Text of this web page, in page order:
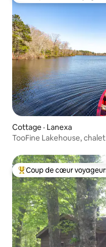
Cottage · Lanexa
TooFine Lakehouse,
Coup de cœur voyageurs
Coup de cœur